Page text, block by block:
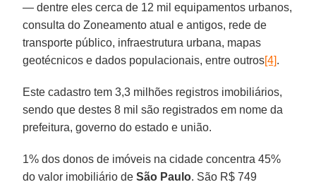
— dentre eles cerca de 12 mil equipamentos urbanos,
consulta do Zoneamento atual e antigos, rede de
transporte público, infraestrutura urbana, mapas
geotécnicos e dados populacionais, entre outros[4].
Este cadastro tem 3,3 milhões registros imobiliários,
sendo que destes 8 mil são registrados em nome da
prefeitura, governo do estado e união.
1% dos donos de imóveis na cidade concentra 45%
do valor imobiliário deSão Paulo. São R$ 749